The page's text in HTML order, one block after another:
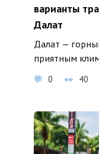
варианты
Далат
Далат —
приятным
0 40